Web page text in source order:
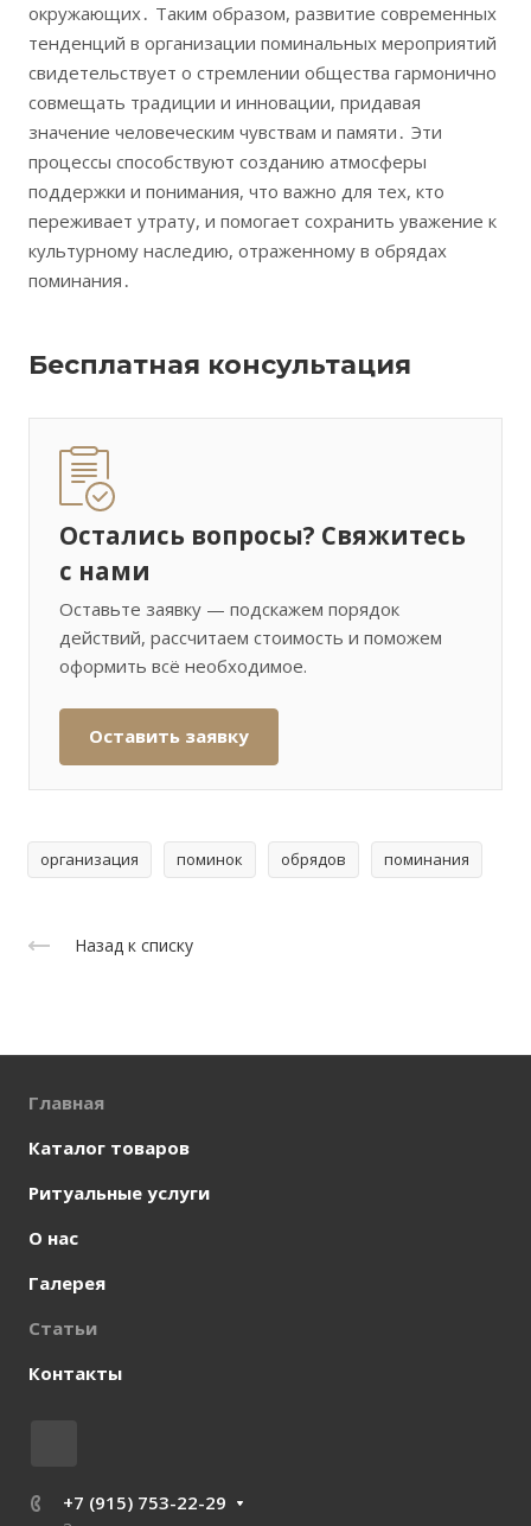
окружающих․ Таким образом, развитие современных
тенденций в организации поминальных мероприятий
свидетельствует о стремлении общества гармонично
совмещать традиции и инновации, придавая
значение человеческим чувствам и памяти․ Эти
процессы способствуют созданию атмосферы
поддержки и понимания, что важно для тех, кто
переживает утрату, и помогает сохранить уважение к
культурному наследию, отраженному в обрядах
поминания․
Бесплатная консультация
Остались вопросы? Свяжитесь
с нами
Оставьте заявку — подскажем порядок
действий, рассчитаем стоимость и поможем
оформить всё необходимое.
Оставить заявку
организация поминок обрядов поминания
Назад к списку
Главная
Каталог товаров
Ритуальные услуги
О нас
Галерея
Статьи
Контакты
+7 (915) 753-22-29